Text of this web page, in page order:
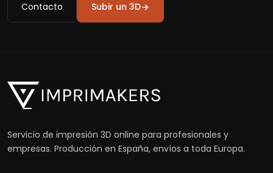
Contacto Subir un 3D
Servicio de impresión 3D online para profesionales y
empresas. Producción en España, envíos a toda Europa.